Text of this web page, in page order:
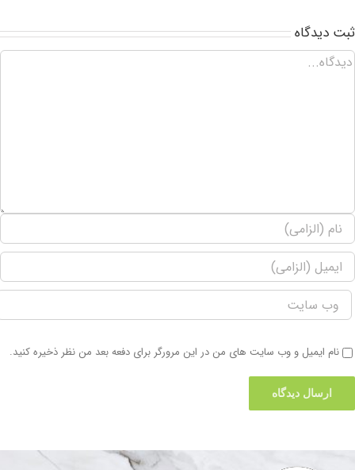
ديدگاه
نام ایمیل و وب سایت های من در این مرورگر برای دفعه بعد من نظر ذخیره کنید.